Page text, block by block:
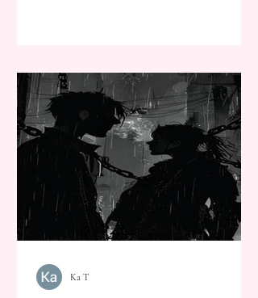
Ka T